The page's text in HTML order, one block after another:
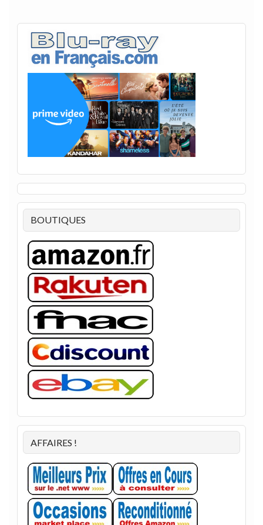
BOUTIQUES
AFFAIRES !